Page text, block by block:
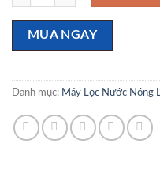
MUA NGAY
Danh mục: Máy Lọc Nước Nóng